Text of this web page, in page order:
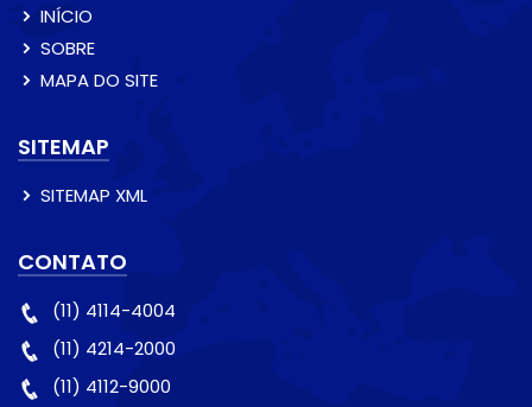
INÍCIO
SOBRE
MAPA DO SITE
SITEMAP
SITEMAP XML
CONTATO
(11) 4114-4004
(11) 4214-2000
(11) 4112-9000